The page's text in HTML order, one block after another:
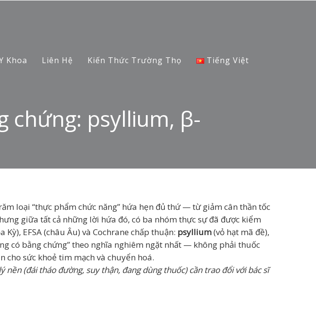
Khoa Liên Hệ Kiến Thức Trường Thọ Tiếng Việt
chứng: psyllium, β-
loại “thực phẩm chức năng” hứa hẹn đủ thứ — từ giảm cân thần tốc
giữa tất cả những lời hứa đó, có ba nhóm thực sự đã được kiểm
EFSA (châu Âu) và Cochrane chấp thuận: psyllium(vỏ hạt mã đề),
có bằng chứng” theo nghĩa nghiêm ngặt nhất — không phải thuốc
sức khoẻ tim mạch và chuyển hoá.
(đái tháo đường, suy thận, đang dùng thuốc) cần trao đổi với bác sĩ